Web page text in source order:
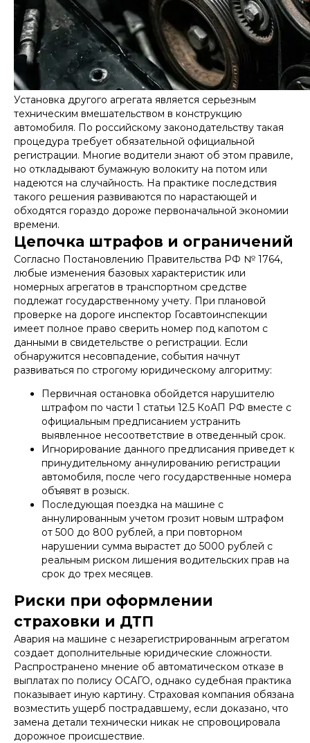
Установка другого агрегата является серьезным
техническим вмешательством в конструкцию
автомобиля. По российскому законодательству такая
процедура требует обязательной официальной
регистрации. Многие водители знают об этом правиле,
но откладывают бумажную волокиту на потом или
надеются на случайность. На практике последствия
такого решения развиваются по нарастающей и
обходятся гораздо дороже первоначальной экономии
времени.
Цепочка штрафов и ограничений
Согласно Постановлению Правительства РФ № 1764,
любые изменения базовых характеристик или
номерных агрегатов в транспортном средстве
подлежат государственному учету. При плановой
проверке на дороге инспектор Госавтоинспекции
имеет полное право сверить номер под капотом с
данными в свидетельстве о регистрации. Если
обнаружится несовпадение, события начнут
развиваться по строгому юридическому алгоритму:
Первичная остановка обойдется нарушителю
штрафом по части 1 статьи 12.5 КоАП РФ вместе с
официальным предписанием устранить
выявленное несоответствие в отведенный срок.
Игнорирование данного предписания приведет к
принудительному аннулированию регистрации
автомобиля, после чего государственные номера
объявят в розыск.
Последующая поездка на машине с
аннулированным учетом грозит новым штрафом
от 500 до 800 рублей, а при повторном
нарушении сумма вырастет до 5000 рублей с
реальным риском лишения водительских прав на
срок до трех месяцев.
Риски при оформлении
страховки и ДТП
Авария на машине с незарегистрированным агрегатом
создает дополнительные юридические сложности.
Распространено мнение об автоматическом отказе в
выплатах по полису ОСАГО, однако судебная практика
показывает иную картину. Страховая компания обязана
возместить ущерб пострадавшему, если доказано, что
замена детали технически никак не спровоцировала
дорожное происшествие.